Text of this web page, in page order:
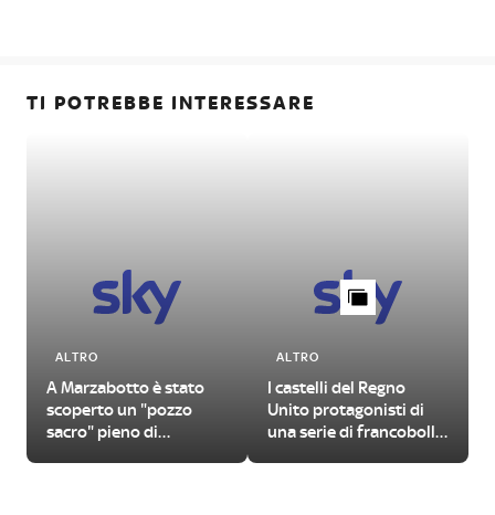
TI POTREBBE INTERESSARE
ALTRO
A Marzabotto è stato
scoperto un "pozzo
sacro" pieno di
ALTRO
I castelli del Regno
Unito protagonisti di
una serie di francobolli